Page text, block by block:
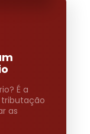
É a
as